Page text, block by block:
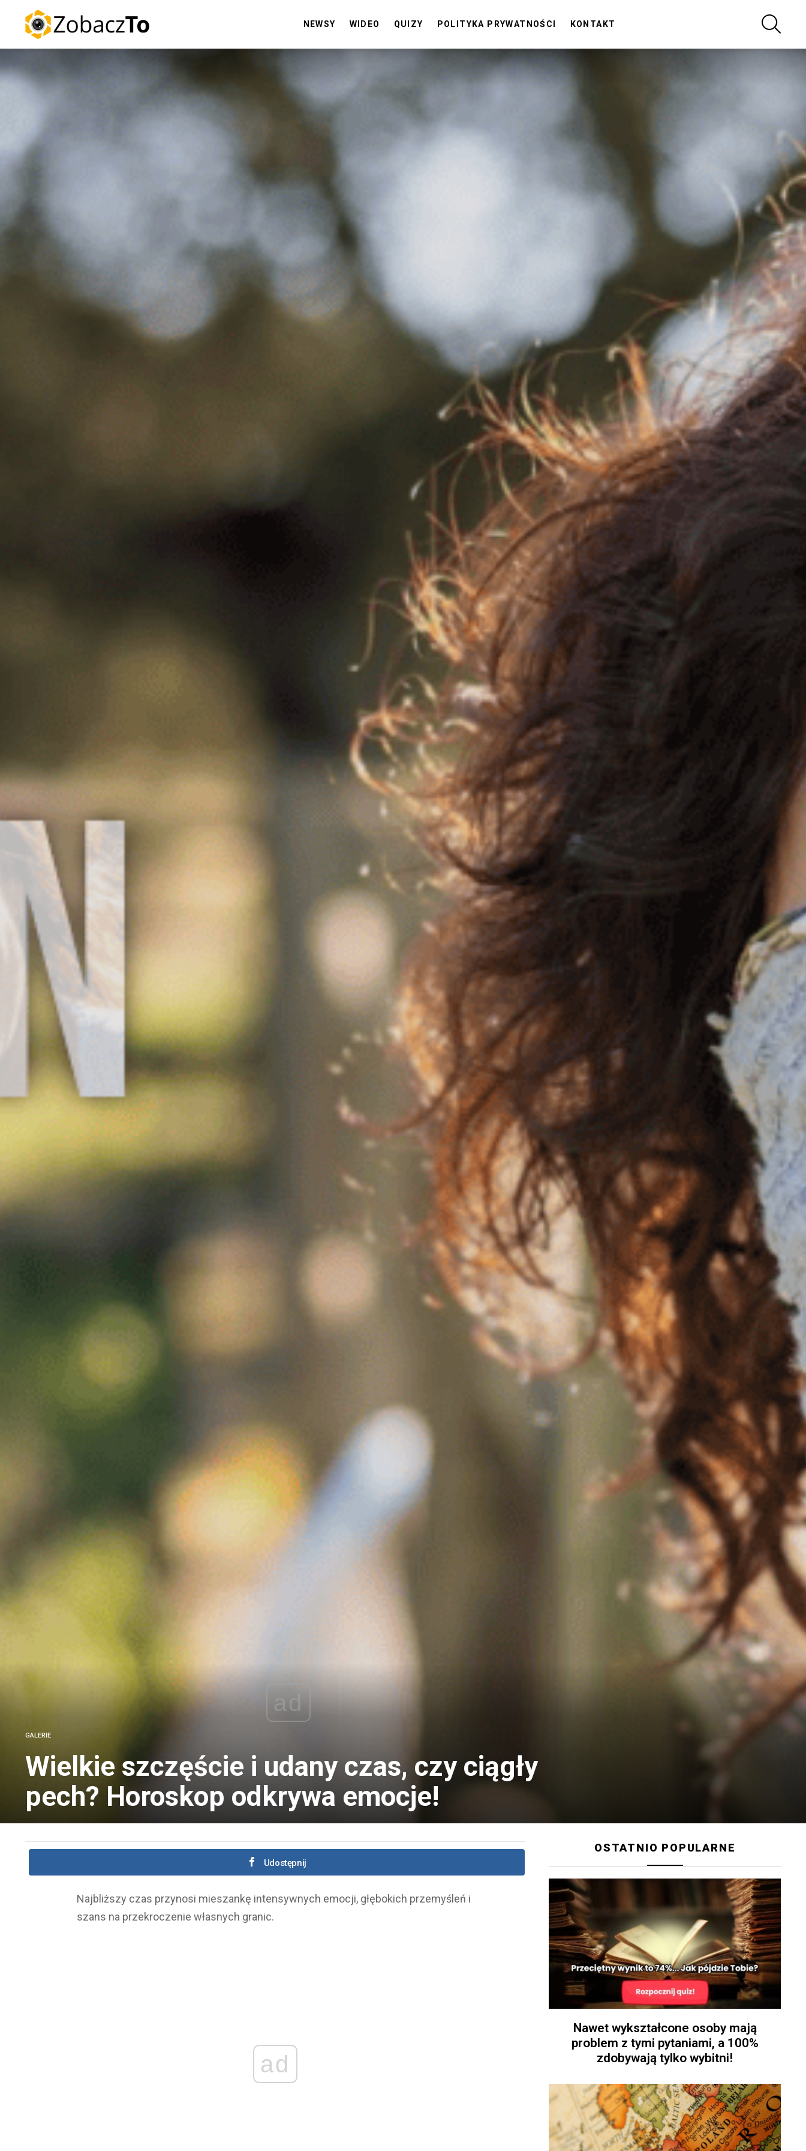
NEWSY WIDEO QUIZY POLITYKA PRYWATNOŚCI KONTAKT
ad
GALERIE
Wielkie szczęście i udany czas, czy ciągły
pech? Horoskop odkrywa emocje!
Udostępnij
Najbliższy czas przynosi mieszankę intensywnych emocji, głębokich przemyśleń i
szans na przekroczenie własnych granic.
ad
OSTATNIO POPULARNE
Nawet wykształcone osoby mają
problem z tymi pytaniami, a 100%
zdobywają tylko wybitni!